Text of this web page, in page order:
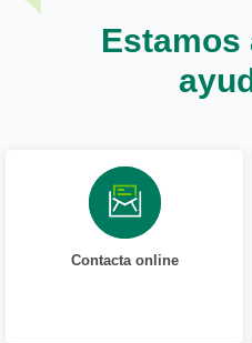
Estamos
Contacta online